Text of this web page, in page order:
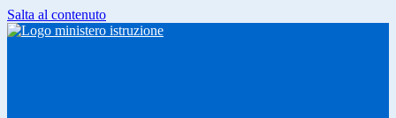
Salta al contenuto